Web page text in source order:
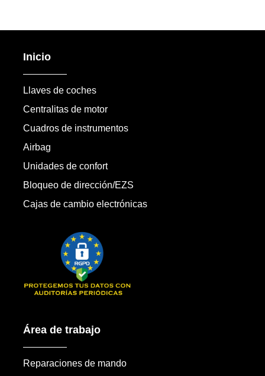
Inicio
Llaves de coches
Centralitas de motor
Cuadros de instrumentos
Airbag
Unidades de confort
Bloqueo de dirección/EZS
Cajas de cambio electrónicas
Área de trabajo
Reparaciones de mando